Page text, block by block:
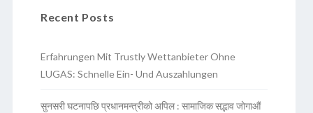
Recent Posts
Erfahrungen Mit Trustly Wettanbieter Ohne
LUGAS: Schnelle Ein- Und Auszahlungen
सुनसरी घटनापछि प्रधानमन्त्रीको अपिल : सामाजिक सद्भाव जोगाऔं